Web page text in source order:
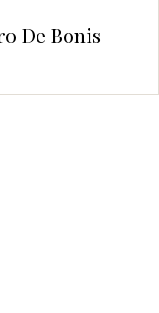
De Bonis